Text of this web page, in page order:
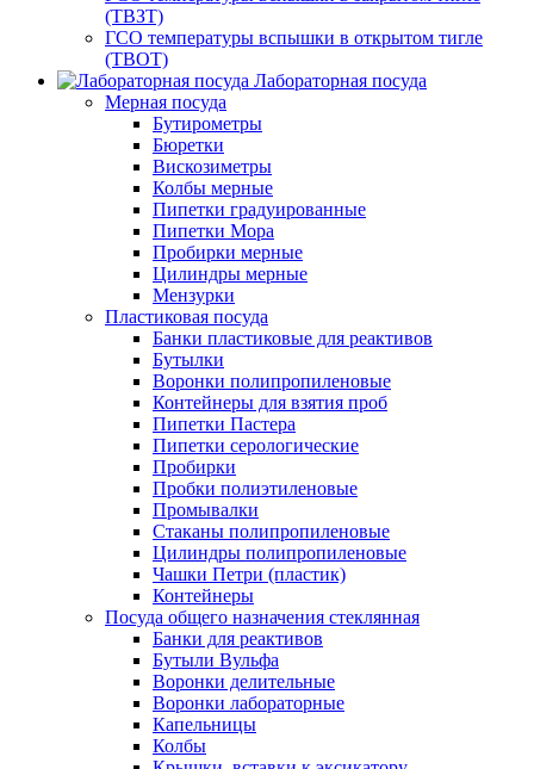
(ТВЗТ)
ГСО температуры вспышки в открытом тигле
(ТВОТ)
Лабораторная посуда
Мерная посуда
Бутирометры
Бюретки
Вискозиметры
Колбы мерные
Пипетки градуированные
Пипетки Мора
Пробирки мерные
Цилиндры мерные
Мензурки
Пластиковая посуда
Банки пластиковые для реактивов
Бутылки
Воронки полипропиленовые
Контейнеры для взятия проб
Пипетки Пастера
Пипетки серологические
Пробирки
Пробки полиэтиленовые
Промывалки
Стаканы полипропиленовые
Цилиндры полипропиленовые
Чашки Петри (пластик)
Контейнеры
Посуда общего назначения стеклянная
Банки для реактивов
Бутыли Вульфа
Воронки делительные
Воронки лабораторные
Капельницы
Колбы